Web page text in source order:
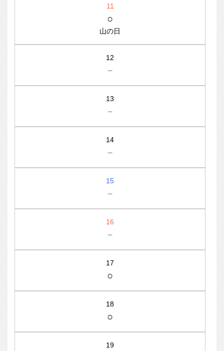
11
○
山の日
12
－
13
－
14
－
15
－
16
－
17
○
18
○
19